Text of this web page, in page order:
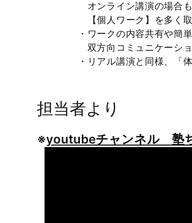
オンライン講演の場合
【個人ワーク】を多く
・ワークの内容共有や
双方向コミュニケーシ
・リアル講演と同様、「
担当者より
※youtubeチャンネル 塾